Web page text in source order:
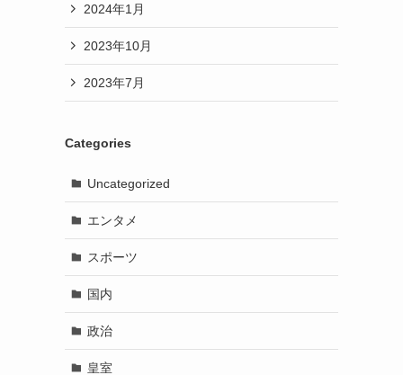
2024年1月
2023年10月
2023年7月
Categories
Uncategorized
エンタメ
スポーツ
国内
政治
皇室